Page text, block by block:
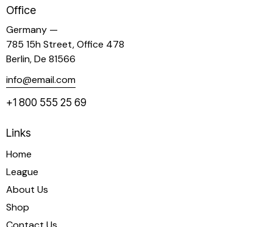
Office
Germany —
785 15h Street, Office 478
Berlin, De 81566
info@email.com
+1 800 555 25 69
Links
Home
League
About Us
Shop